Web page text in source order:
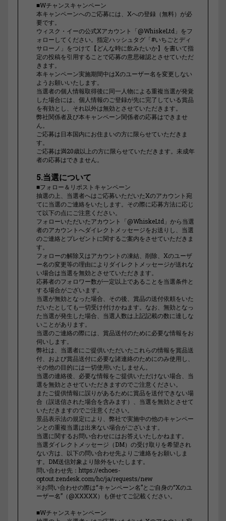
■Wチャンスキャンペーン
本キャンペーンへのご応募には、Xへの登録（無料）が必
要です。
ウィスク・イーの公式Xアカウント「@WhiskeLtd」をフ
ォローしてください。指定ハッシュタグ「#いちごとディ
サローノ」をつけて【どんな時に飲みたいか】を書いて指
定の投稿を引用することで応募の意思確認とさせていただ
きます。
本キャンペーン実施期間中はXのユーザー名を変更しない
ようお願いいたします。
当選者の個人情報取得後に同一人物による重複当選が発覚
した場合には、個人情報のご登録が先に完了している賞品
を有効とし、それ以外は無効とさせていただきます。
弊社関係者及び本キャンペーン関係者の応募はできませ
ん。
ご応募は日本国内にお住まいの方に限らせていただきま
す。
ご応募は満20歳以上の方に限らせていただきます。未成年
者の応募はできません。
5.当選について
■フォロー＆リポストキャンペーン
抽選の上、当選者へはご応募いただいたXのアカウント宛
てに当選のご連絡をいたします。その際に応募方法に応じ
て以下の点にご注意ください。
フォローいただいたアカウント「@WhiskeLtd」から当選
者のアカウントへダイレクトメッセージをお送りし、当選
のご連絡とプレゼントに関するご案内をさせていただきま
す。
フォローの解除又はアカウントの凍結、削除、Xのユーザ
ー名の変更等の理由によりダイレクトメッセージが送れな
い場合は当選を無効とさせていただきます。
応募者のフォロワー数が一定以上であることを当選条件と
する場合がございます。
当選が無効となった場合、その後、賞品の送付依頼をいた
だいたとしても一切受け付けかねます。なお、無効となっ
た当選が発生した場合、当選人数は上記記載の数に達しな
いことがあります。
当選のご連絡の際には、賞品送付のために必要な情報をお
伺いします。
弊社は、当選者にご提供いただいたこれらの情報を賞品送
付、および賞品送付に必要な諸連絡のためにのみ使用し、
その他の目的には一切使用いたしません。
当選の連絡後、必要な情報をご提供いただけない場合、当
選を無効とさせていただきますのでご注意ください。
またご提供情報に誤りがあるために賞品を送付できない場
合（誤送信された場合を含みます）、当選を無効とさせて
いただきますのでご注意ください。
景品表示法の規定により、弊社で実施中の他のキャンペー
ンとの重複当選は出来ない場合がございます。
当選に関するお問い合わせにはお答えいたしかねます。
当選ダイレクトメッセージ（DM）の受け取りを希望され
ない方は、以下の問い合わせ先よりご連絡をお願いしま
す。DM送信対象より除外をいたします。
問い合わせ先：https://echoes-
optout.zendesk.com/hc/ja/requests/new
※お問い合わせの際は“キャンペーン名”とご自身の“Xのユ
ーザー名”（@XXXXX）も併せてご記載ください。
■Wチャンスキャンペーン